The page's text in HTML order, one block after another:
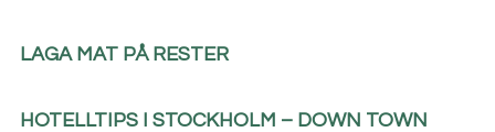
LAGA MAT PÅ RESTER
HOTELLTIPS I STOCKHOLM – DOWN TOWN